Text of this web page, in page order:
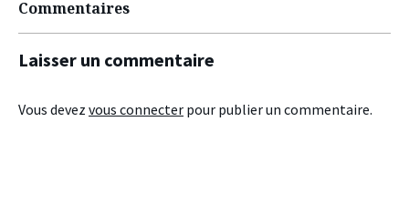
Commentaires
Laisser un commentaire
Vous devez vous connecter pour publier un commentaire.